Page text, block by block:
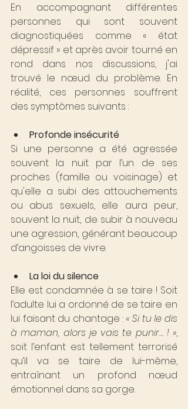
En accompagnant différentes
personnes qui sont souvent
diagnostiquées comme « état
dépressif » et après avoir tourné en
rond dans nos discussions, j'ai
trouvé le nœud du problème. En
réalité, ces personnes souffrent
des symptômes suivants :
Profonde insécurité
Si une personne a été agressée
souvent la nuit par l’un de ses
proches (famille ou voisinage) et
qu'elle a subi des attouchements
ou abus sexuels, elle aura peur,
souvent la nuit, de subir à nouveau
une agression, générant beaucoup
d’angoisses de vivre.
La loi du silence
Elle est condamnée à se taire ! Soit
l’adulte lui a ordonné de se taire en
lui faisant du chantage : « Si tu le dis
à maman, alors je vais te punir… ! »,
soit l’enfant est tellement terrorisé
qu’il va se taire de lui-même,
entraînant un profond nœud
émotionnel dans sa gorge.